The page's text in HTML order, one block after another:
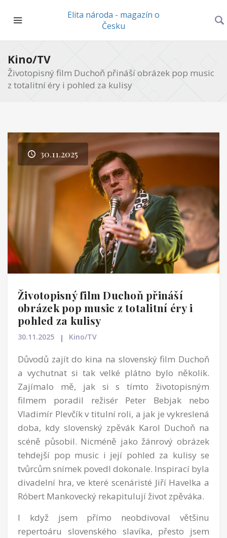
Elita národa - magazín o
Česku
Kino/TV
Životopisný film Duchoň přináší obrázek pop music
z totalitní éry i pohled za kulisy
30.11.2025
Životopisný film Duchoň přináší
obrázek pop music z totalitní éry i
pohled za kulisy
30.11.2025 Kino/TV
Důvodů zajít do kina na slovenský film Duchoň
a vychutnat si tak velké plátno bylo několik.
Zajímalo mě, jak si s tímto životopisným
filmem poradil režisér Peter Bebjak nebo
Vladimír Plevčík v titulní roli, a jak je vykreslená
doba, kdy slovenský zpěvák Karol Duchoň na
scéně působil. Nicméně jako žánrový obrázek
tehdejší pop music i její pohled za kulisy se
tvůrcům snímek povedl dokonale. Inspirací byla
divadelní hra, ve které scenáristé Jiří Havelka a
Róbert Mankovecký rekapitulují život zpěváka.
I když jsem přímo neobdivoval většinu
repertoáru slovenského slavíka, přesto jsem